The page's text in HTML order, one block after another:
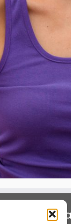
Interesse